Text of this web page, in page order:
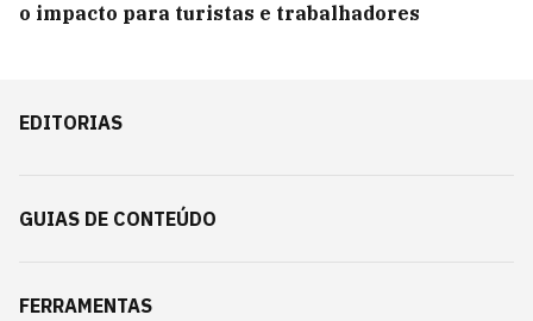
o impacto para turistas e trabalhadores
EDITORIAS
GUIAS DE CONTEÚDO
FERRAMENTAS